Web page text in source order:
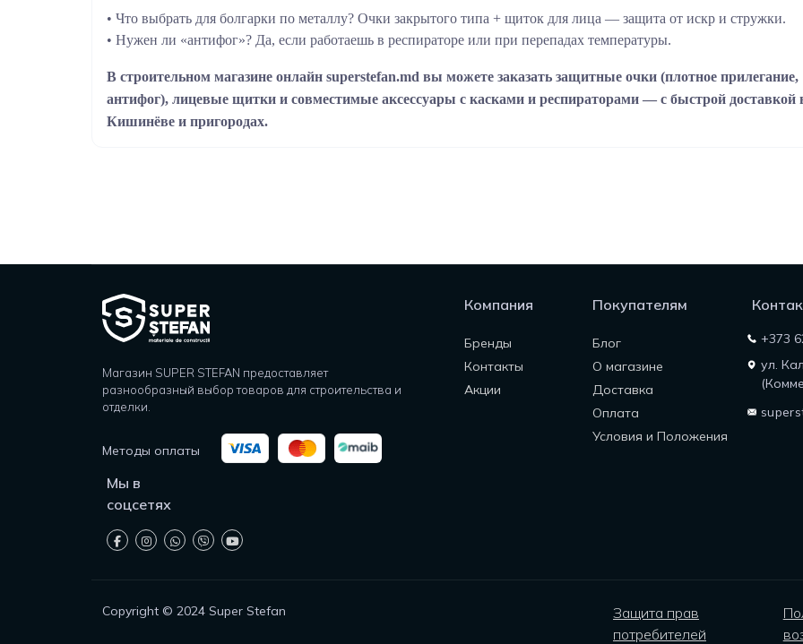
• Что выбрать для болгарки по металлу? Очки закрытого типа + щиток для лица — защита от искр и стружки.
• Нужен ли «антифог»? Да, если работаешь в респираторе или при перепадах температуры.
В строительном магазине онлайн superstefan.md вы можете заказать защитные очки (плотное прилегание,
антифог), лицевые щитки и совместимые аксессуары с касками и респираторами — с быстрой доставкой
Кишинёве и пригородах.
Магазин SUPER STEFAN предоставляет
разнообразный выбор товаров для строительства и
отделки.
Методы оплаты
Компания
Бренды
Контакты
Акции
Покупателям
Блог
О магазине
Доставка
Оплата
Условия и Положения
+373
ул.
Мы в
соцсетях
Copyright © 2024 Super Stefan
Защита прав
потребителей